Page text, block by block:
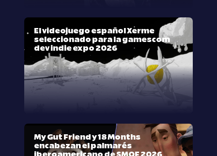
El videojuego español Xerme
seleccionado para la gamescom
dev indie expo 2026
My Gut Friend y 18 Months
encabezan el palmarés